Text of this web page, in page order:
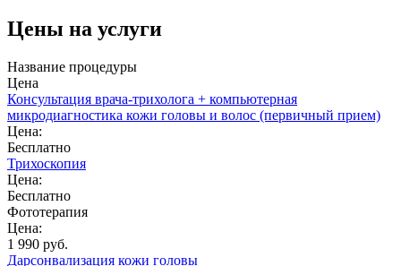
Цены на услуги
Название процедуры
Цена
Консультация врача-трихолога + компьютерная
микродиагностика кожи головы и волос (первичный прием)
Цена:
Бесплатно
Трихоскопия
Цена:
Бесплатно
Фототерапия
Цена:
1 990 руб.
Дарсонвализация кожи головы